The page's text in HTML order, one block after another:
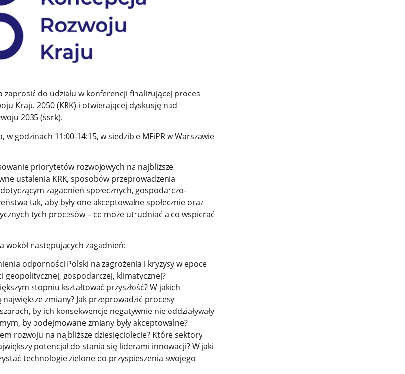
zaprosić do udziału w konferencji finalizującej proces
Kraju 2050 (KRK) i otwierającej dyskusję nad
2035 (śsrk).
w godzinach 11:00-14:15, w siedzibie MFiPR w Warszawie
priorytetów rozwojowych na najbliższe
ustalenia KRK, sposobów przeprowadzenia
zagadnień społecznych, gospodarczo-
tak, aby były one akceptowalne społecznie oraz
tych procesów – co może utrudniać a co wspierać
wokół następujących zagadnień:
odporności Polski na zagrożenia i kryzysy w epoce
geopolitycznej, gospodarczej, klimatycznej?
stopniu kształtować przyszłość? W jakich
zmiany? Jak przeprowadzić procesy
by ich konsekwencje negatywnie nie oddziaływały
by podejmowane zmiany były akceptowalne?
rozwoju na najbliższe dziesięciolecie? Które sektory
potencjał do stania się liderami innowacji? W jaki
technologie zielone do przyspieszenia swojego